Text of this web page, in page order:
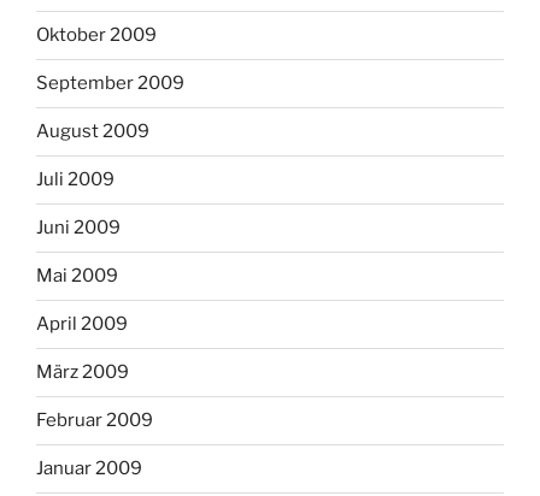
Oktober 2009
September 2009
August 2009
Juli 2009
Juni 2009
Mai 2009
April 2009
März 2009
Februar 2009
Januar 2009